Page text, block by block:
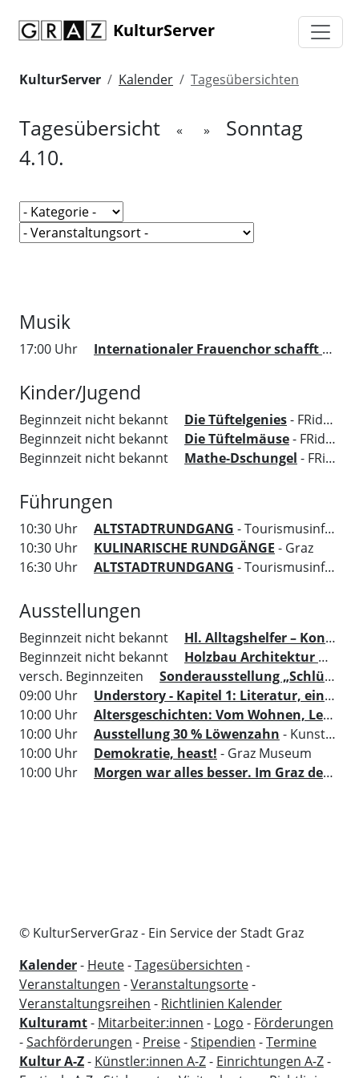
KulturServer
KulturServer Kalender Tagesübersichten
Tagesübersicht « »
Sonntag
4.10.
Musik
17:00 Uhr Internationaler Frauenchor schafft Raum für Begegnung in der Tiefgarage
Kinder/Jugend
Beginnzeit nicht bekannt Die Tüftelgenies- FRida&freD - Das Grazer Kindermuseum
Beginnzeit nicht bekannt
Die Tüftelmäuse- FRida&freD - Das Grazer Kindermuseum
Beginnzeit nicht bekannt
Mathe-Dschungel - FRida&freD - Das Grazer Kindermuseum
Führungen
10:30 Uhr ALTSTADTRUNDGANG - Tourismusinformation Region Graz
10:30 Uhr
KULINARISCHE RUNDGÄNGE - Graz
16:30 Uhr
ALTSTADTRUNDGANG - Tourismusinformation Region Graz
Ausstellungen
Beginnzeit nicht bekannt
Hl. Alltagshelfer – Konkrete Hilfe aus dem Himmel
Beginnzeit nicht bekannt
Holzbau Architektur mit MENSCH. ORT. HAUS. VERSTAND.
versch. Beginnzeiten
Sonderausstellung „Schlüssel zur Kunst“
09:00 Uhr
Understory - Kapitel 1: Literatur, ein Ort um sich zu versammeln
10:00 Uhr
Altersgeschichten: Vom Wohnen, Leben und dem, was zählt
10:00 Uhr
Ausstellung 30 % Löwenzahn - Kunsthaus Graz
10:00 Uhr
Demokratie, heast! - Graz Museum
10:00 Uhr
Morgen war alles besser. Im Graz der 70er
© KulturServerGraz - Ein Service der Stadt Graz
Kalender- Heute-Tagesübersichten -
Veranstaltungen -Veranstaltungsorte-
Veranstaltungsreihen - Richtlinien Kalender
Kulturamt- Mitarbeiter:innen - Logo - Förderungen
-Sachförderungen - Preise-Stipendien -Termine
Kultur A-Z- Künstler:innen A-Z- Einrichtungen A-Z-